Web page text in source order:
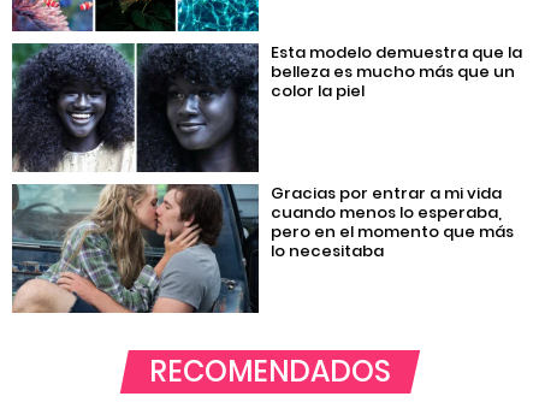
Esta modelo demuestra que la
belleza es mucho más que un
color la piel
Gracias por entrar a mi vida
cuando menos lo esperaba,
pero en el momento que más
lo necesitaba
RECOMENDADOS